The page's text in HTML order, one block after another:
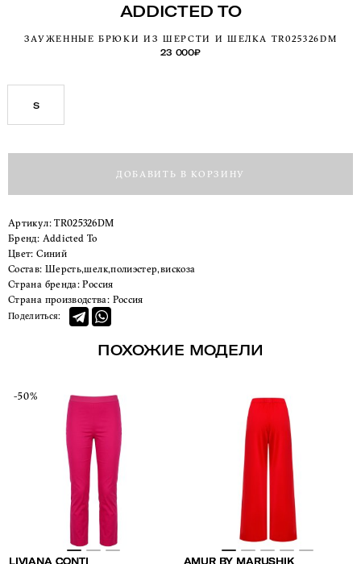
ADDICTED TO
ЗАУЖЕННЫЕ БРЮКИ ИЗ ШЕРСТИ И ШЕЛКА TR025326DM
23 000₽
S
ДОБАВИТЬ В КОРЗИНУ
Артикул:TR025326DM
Бренд:
Addicted To
Цвет:
Синий
Состав: Шерсть,шелк,полиэстер,вискоза
Страна бренда: Россия
Страна производства: Россия
Поделиться:
ПОХОЖИЕ МОДЕЛИ
-50%
LIVIANA CONTI
AMUR BY MARUSHIK